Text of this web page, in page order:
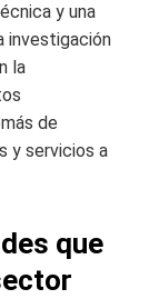
y una
investigación
la
de
y servicios a
que